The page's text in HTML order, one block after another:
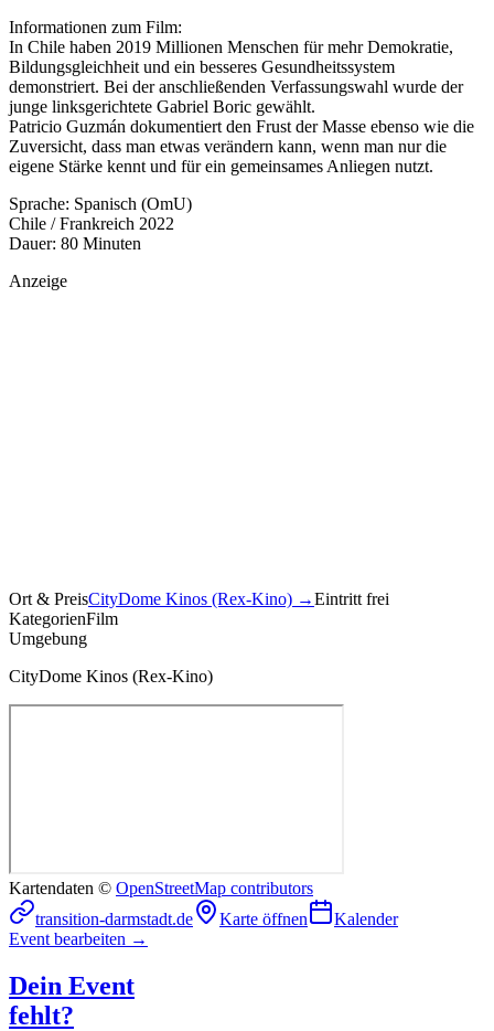
Informationen zum Film:
In Chile haben 2019 Millionen Menschen für mehr Demokratie,
Bildungsgleichheit und ein besseres Gesundheitssystem
demonstriert. Bei der anschließenden Verfassungswahl wurde der
junge linksgerichtete Gabriel Boric gewählt.
Patricio Guzmán dokumentiert den Frust der Masse ebenso wie die
Zuversicht, dass man etwas verändern kann, wenn man nur die
eigene Stärke kennt und für ein gemeinsames Anliegen nutzt.
Sprache: Spanisch (OmU)
Chile / Frankreich 2022
Dauer: 80 Minuten
Anzeige
Ort & PreisCityDome Kinos (Rex-Kino) →Eintritt frei
KategorienFilm
Umgebung
CityDome Kinos (Rex-Kino)
Kartendaten © OpenStreetMap contributors
transition-darmstadt.de
Karte öffnen
Kalender
Event bearbeiten →
Dein Event
fehlt?